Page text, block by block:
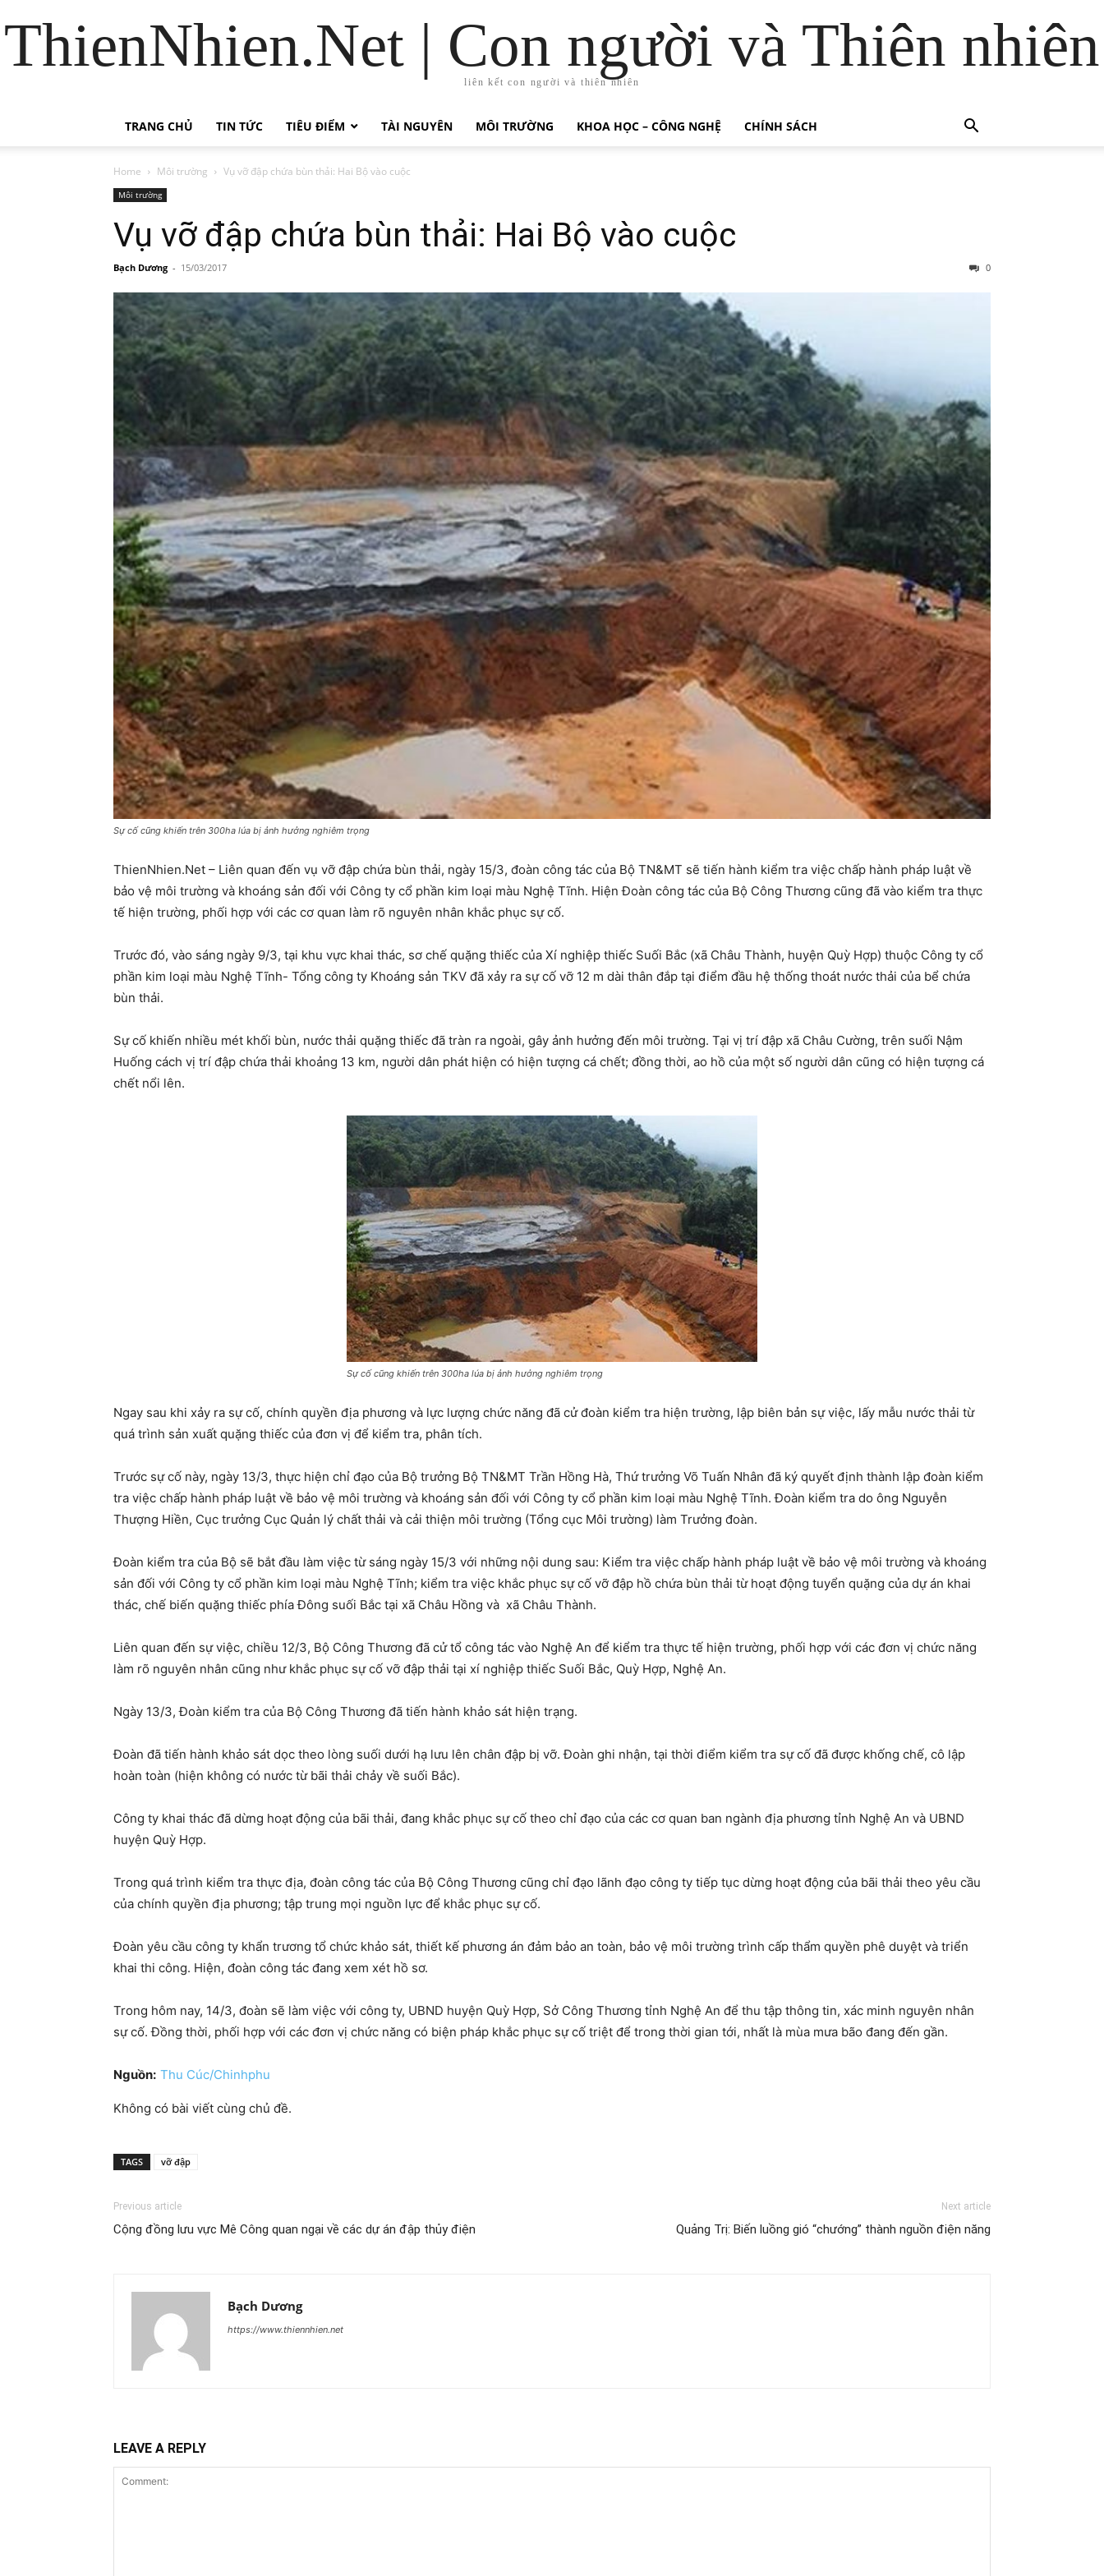
ThienNhien.Net | Con người và Thiên nhiên
liên kết con người và thiên nhiên
TRANG CHỦ TIN TỨC TIÊU ĐIỂM TÀI NGUYÊN MÔI TRƯỜNG KHOA HỌC – CÔNG NGHỆ CHÍNH SÁCH
Home Môi trường Vụ vỡ đập chứa bùn thải: Hai Bộ vào cuộc
Môi trường
Vụ vỡ đập chứa bùn thải: Hai Bộ vào cuộc
Bạch Dương - 15/03/2017 0
Sự cố cũng khiến trên 300ha lúa bị ảnh hưởng nghiêm trọng
ThienNhien.Net – Liên quan đến vụ vỡ đập chứa bùn thải, ngày 15/3, đoàn công tác của Bộ TN&MT sẽ tiến hành kiểm tra việc chấp hành pháp luật về
bảo vệ môi trường và khoáng sản đối với Công ty cổ phần kim loại màu Nghệ Tĩnh. Hiện Đoàn công tác của Bộ Công Thương cũng đã vào kiểm tra thực
tế hiện trường, phối hợp với các cơ quan làm rõ nguyên nhân khắc phục sự cố.
Trước đó, vào sáng ngày 9/3, tại khu vực khai thác, sơ chế quặng thiếc của Xí nghiệp thiếc Suối Bắc (xã Châu Thành, huyện Quỳ Hợp) thuộc Công ty cổ
phần kim loại màu Nghệ Tĩnh- Tổng công ty Khoáng sản TKV đã xảy ra sự cố vỡ 12 m dài thân đắp tại điểm đầu hệ thống thoát nước thải của bể chứa
bùn thải.
Sự cố khiến nhiều mét khối bùn, nước thải quặng thiếc đã tràn ra ngoài, gây ảnh hưởng đến môi trường. Tại vị trí đập xã Châu Cường, trên suối Nậm
Huống cách vị trí đập chứa thải khoảng 13 km, người dân phát hiện có hiện tượng cá chết; đồng thời, ao hồ của một số người dân cũng có hiện tượng cá
chết nổi lên.
Sự cố cũng khiến trên 300ha lúa bị ảnh hưởng nghiêm trọng
Ngay sau khi xảy ra sự cố, chính quyền địa phương và lực lượng chức năng đã cử đoàn kiểm tra hiện trường, lập biên bản sự việc, lấy mẫu nước thải từ
quá trình sản xuất quặng thiếc của đơn vị để kiểm tra, phân tích.
Trước sự cố này, ngày 13/3, thực hiện chỉ đạo của Bộ trưởng Bộ TN&MT Trần Hồng Hà, Thứ trưởng Võ Tuấn Nhân đã ký quyết định thành lập đoàn kiểm
tra việc chấp hành pháp luật về bảo vệ môi trường và khoáng sản đối với Công ty cổ phần kim loại màu Nghệ Tĩnh. Đoàn kiểm tra do ông Nguyễn
Thượng Hiền, Cục trưởng Cục Quản lý chất thải và cải thiện môi trường (Tổng cục Môi trường) làm Trưởng đoàn.
Đoàn kiểm tra của Bộ sẽ bắt đầu làm việc từ sáng ngày 15/3 với những nội dung sau: Kiểm tra việc chấp hành pháp luật về bảo vệ môi trường và khoáng
sản đối với Công ty cổ phần kim loại màu Nghệ Tĩnh; kiểm tra việc khắc phục sự cố vỡ đập hồ chứa bùn thải từ hoạt động tuyển quặng của dự án khai
thác, chế biến quặng thiếc phía Đông suối Bắc tại xã Châu Hồng và xã Châu Thành.
Liên quan đến sự việc, chiều 12/3, Bộ Công Thương đã cử tổ công tác vào Nghệ An để kiểm tra thực tế hiện trường, phối hợp với các đơn vị chức năng
làm rõ nguyên nhân cũng như khắc phục sự cố vỡ đập thải tại xí nghiệp thiếc Suối Bắc, Quỳ Hợp, Nghệ An.
Ngày 13/3, Đoàn kiểm tra của Bộ Công Thương đã tiến hành khảo sát hiện trạng.
Đoàn đã tiến hành khảo sát dọc theo lòng suối dưới hạ lưu lên chân đập bị vỡ. Đoàn ghi nhận, tại thời điểm kiểm tra sự cố đã được khống chế, cô lập
hoàn toàn (hiện không có nước từ bãi thải chảy về suối Bắc).
Công ty khai thác đã dừng hoạt động của bãi thải, đang khắc phục sự cố theo chỉ đạo của các cơ quan ban ngành địa phương tỉnh Nghệ An và UBND
huyện Quỳ Hợp.
Trong quá trình kiểm tra thực địa, đoàn công tác của Bộ Công Thương cũng chỉ đạo lãnh đạo công ty tiếp tục dừng hoạt động của bãi thải theo yêu cầu
của chính quyền địa phương; tập trung mọi nguồn lực để khắc phục sự cố.
Đoàn yêu cầu công ty khẩn trương tổ chức khảo sát, thiết kế phương án đảm bảo an toàn, bảo vệ môi trường trình cấp thẩm quyền phê duyệt và triển
khai thi công. Hiện, đoàn công tác đang xem xét hồ sơ.
Trong hôm nay, 14/3, đoàn sẽ làm việc với công ty, UBND huyện Quỳ Hợp, Sở Công Thương tỉnh Nghệ An để thu tập thông tin, xác minh nguyên nhân
sự cố. Đồng thời, phối hợp với các đơn vị chức năng có biện pháp khắc phục sự cố triệt để trong thời gian tới, nhất là mùa mưa bão đang đến gần.
Nguồn: Thu Cúc/Chinhphu
Không có bài viết cùng chủ đề.
TAGS vỡ đập
Previous article
Cộng đồng lưu vực Mê Công quan ngại về các dự án đập thủy điện
Next article
Quảng Trị: Biến luồng gió “chướng” thành nguồn điện năng
Bạch Dương
https://www.thiennhien.net
LEAVE A REPLY